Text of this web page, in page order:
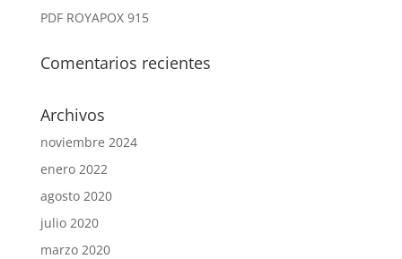
PDF ROYAPOX 915
Comentarios recientes
Archivos
noviembre 2024
enero 2022
agosto 2020
julio 2020
marzo 2020